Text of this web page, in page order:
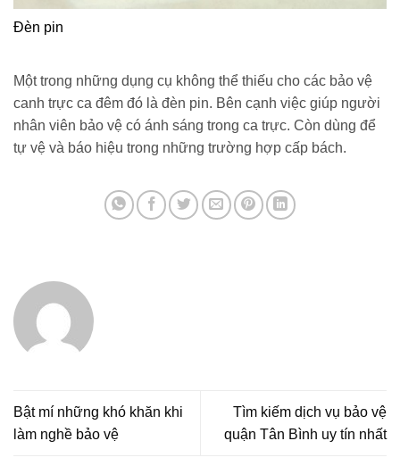
Đèn pin
Một trong những dụng cụ không thể thiếu cho các bảo vệ
canh trực ca đêm đó là đèn pin. Bên cạnh việc giúp người
nhân viên bảo vệ có ánh sáng trong ca trực. Còn dùng để
tự vệ và báo hiệu trong những trường hợp cấp bách.
Bật mí những khó khăn khi
làm nghề bảo vệ
Tìm kiếm dịch vụ bảo vệ
quận Tân Bình uy tín nhất